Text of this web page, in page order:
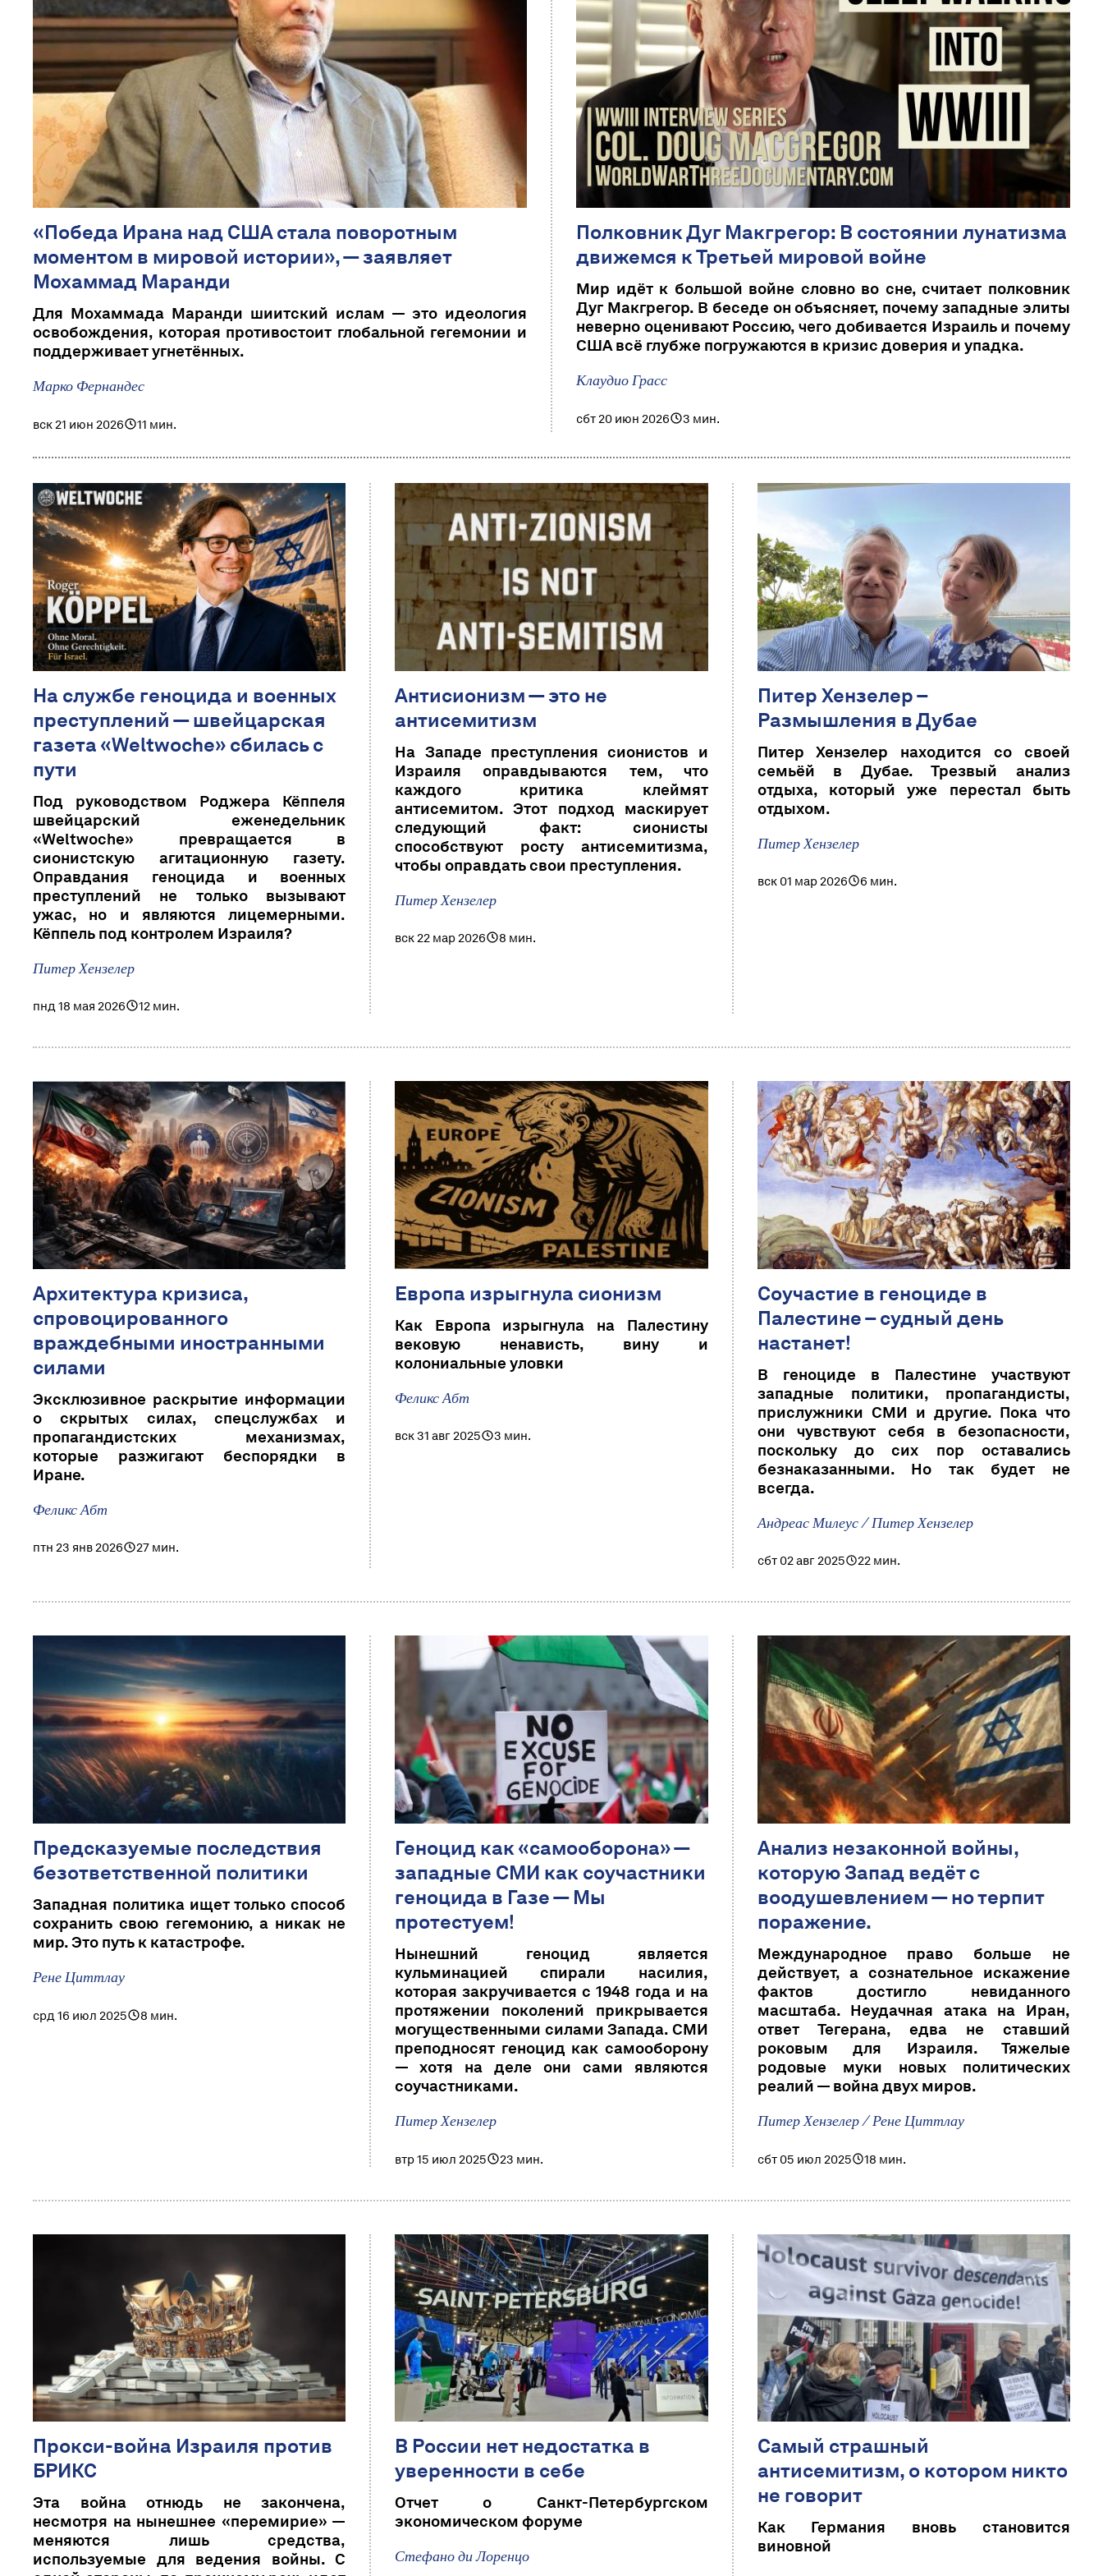
«Победа Ирана над США стала поворотным
моментом в мировой истории», — заявляет
Мохаммад Маранди
Для Мохаммада Маранди шиитский ислам — это идеология
освобождения, которая противостоит глобальной гегемонии и
поддерживает угнетённых.
Марко Фернандес
вск 21 июн 2026 11 мин.
Полковник Дуг Макгрегор: В состоянии лунатизма
движемся к Третьей мировой войне
Мир идёт к большой войне словно во сне, считает полковник
Дуг Макгрегор. В беседе он объясняет, почему западные элиты
неверно оценивают Россию, чего добивается Израиль и почему
США всё глубже погружаются в кризис доверия и упадка.
Клаудио Грасс
сбт 20 июн 2026 3 мин.
На службе геноцида и военных
преступлений — швейцарская
газета «Weltwoche» сбилась с
пути
Под руководством Роджера Кёппеля
швейцарский еженедельник
«Weltwoche» превращается в
сионистскую агитационную газету.
Оправдания геноцида и военных
преступлений не только вызывают
ужас, но и являются лицемерными.
Кёппель под контролем Израиля?
Питер Хензелер
пнд 18 мая 2026 12 мин.
Антисионизм — это не
антисемитизм
На Западе преступления сионистов и
Израиля оправдываются тем, что
каждого критика клеймят
антисемитом. Этот подход маскирует
следующий факт: сионисты
способствуют росту антисемитизма,
чтобы оправдать свои преступления.
Питер Хензелер
вск 22 мар 2026 8 мин.
Питер Хензелер –
Размышления в Дубае
Питер Хензелер находится со своей
семьёй в Дубае. Трезвый анализ
отдыха, который уже перестал быть
отдыхом.
Питер Хензелер
вск 01 мар 2026 6 мин.
Архитектура кризиса,
спровоцированного
враждебными иностранными
силами
Эксклюзивное раскрытие информации
о скрытых силах, спецслужбах и
пропагандистских механизмах,
которые разжигают беспорядки в
Иране.
Феликс Абт
птн 23 янв 2026 27 мин.
Европа изрыгнула сионизм
Как Европа изрыгнула на Палестину
вековую ненависть, вину и
колониальные уловки
Феликс Абт
вск 31 авг 2025 3 мин.
Соучастие в геноциде в
Палестине – судный день
настанет!
В геноциде в Палестине участвуют
западные политики, пропагандисты,
прислужники СМИ и другие. Пока что
они чувствуют себя в безопасности,
поскольку до сих пор оставались
безнаказанными. Но так будет не
всегда.
Андреас Милеус / Питер Хензелер
сбт 02 авг 2025 22 мин.
Предсказуемые последствия
безответственной политики
Западная политика ищет только способ
сохранить свою гегемонию, а никак не
мир. Это путь к катастрофе.
Рене Циттлау
срд 16 июл 2025 8 мин.
Геноцид как «самооборона» —
западные СМИ как соучастники
геноцида в Газе — Мы
протестуем!
Нынешний геноцид является
кульминацией спирали насилия,
которая закручивается с 1948 года и на
протяжении поколений прикрывается
могущественными силами Запада. СМИ
преподносят геноцид как самооборону
— хотя на деле они сами являются
соучастниками.
Питер Хензелер
втр 15 июл 2025 23 мин.
Анализ незаконной войны,
которую Запад ведёт с
воодушевлением — но терпит
поражение.
Международное право больше не
действует, а сознательное искажение
фактов достигло невиданного
масштаба. Неудачная атака на Иран,
ответ Тегерана, едва не ставший
роковым для Израиля. Тяжелые
родовые муки новых политических
реалий — война двух миров.
Питер Хензелер / Рене Циттлау
сбт 05 июл 2025 18 мин.
Прокси-война Израиля против
БРИКС
Эта война отнюдь не закончена,
несмотря на нынешнее «перемирие» —
меняются лишь средства,
используемые для ведения войны. С
В России нет недостатка в
уверенности в себе
Отчет о Санкт-Петербургском
экономическом форуме
Стефано ди Лоренцо
Самый страшный
антисемитизм, о котором никто
не говорит
Как Германия вновь становится
виновной